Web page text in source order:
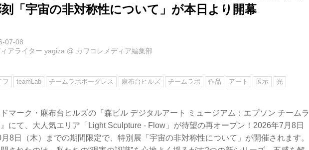
「宇宙の非対称性について」が本日より開幕
07-08
ィアライター yagiza @ カワコレメディア編集部
フ teamLab チームラボボーダレス 麻布台ヒルズ チームラボ 作品 アート 展示 光
マーク・麻布台ヒルズの『森ビル デジタルアート ミュージアム：エプソン チームラ
にて、大人気エリア「Light Sculpture - Flow」が待望の再オープン！2026年7月8日
月8日（木）までの期間限定で、特別展「宇宙の非対称性について」が開催されます。